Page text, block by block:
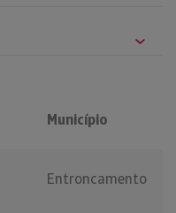
Município
Entroncamento